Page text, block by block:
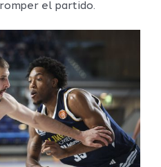
el partido.